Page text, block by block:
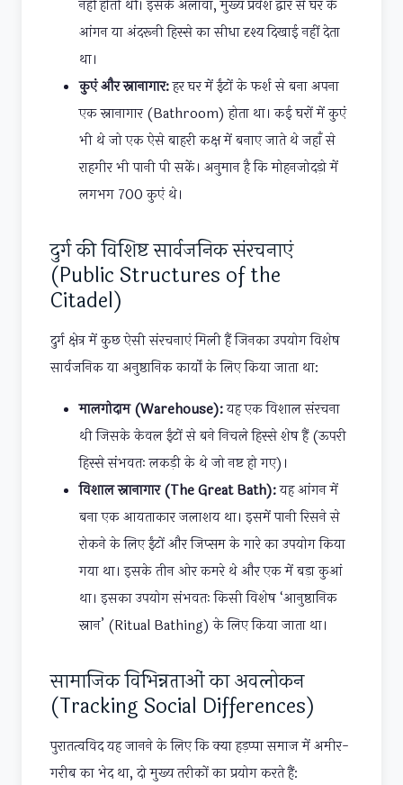
नहीं होती थीं। इसके अलावा, मुख्य प्रवेश द्वार से घर के
आंगन या अंदरूनी हिस्से का सीधा दृश्य दिखाई नहीं देता
था।
कुएं और स्नानागार:हर घर में ईंटों के फर्श से बना अपना
एक स्नानागार (Bathroom) होता था। कई घरों में कुएं
भी थे जो एक ऐसे बाहरी कक्ष में बनाए जाते थे जहाँ से
राहगीर भी पानी पी सकें। अनुमान है कि मोहनजोदड़ो में
लगभग 700 कुएं थे।
दुर्ग की विशिष्ट सार्वजनिक संरचनाएं
(Public Structures of the
Citadel)
दुर्ग क्षेत्र में कुछ ऐसी संरचनाएं मिली हैं जिनका उपयोग विशेष
सार्वजनिक या अनुष्ठानिक कार्यों के लिए किया जाता था:
मालगोदाम (Warehouse):यह एक विशाल संरचना
थी जिसके केवल ईंटों से बने निचले हिस्से शेष हैं (ऊपरी
हिस्से संभवतः लकड़ी के थे जो नष्ट हो गए)।
विशाल स्नानागार (The Great Bath):यह आंगन में
बना एक आयताकार जलाशय था। इसमें पानी रिसने से
रोकने के लिए ईंटों और जिप्सम के गारे का उपयोग किया
गया था। इसके तीन ओर कमरे थे और एक में बड़ा कुआं
था। इसका उपयोग संभवतः किसी विशेष ‘आनुष्ठानिक
स्नान’ (Ritual Bathing) के लिए किया जाता था।
सामाजिक विभिन्नताओं का अवलोकन
(Tracking Social Differences)
पुरातत्वविद यह जानने के लिए कि क्या हड़प्पा समाज में अमीर-
गरीब का भेद था, दो मुख्य तरीकों का प्रयोग करते हैं: